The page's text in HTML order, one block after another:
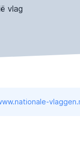
vlag